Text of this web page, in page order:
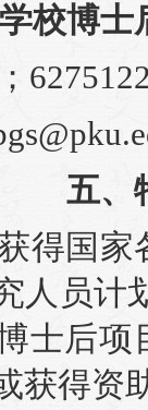
校博
五、
得国
人员计
士后
获得资